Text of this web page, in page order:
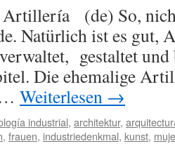
Artillería (de) So,
Natürlich ist es gut,
gestaltet und
Die ehemalige
Weiterlesen →
industrial, architektur,
, frauen, industriedenkmal, kunst,